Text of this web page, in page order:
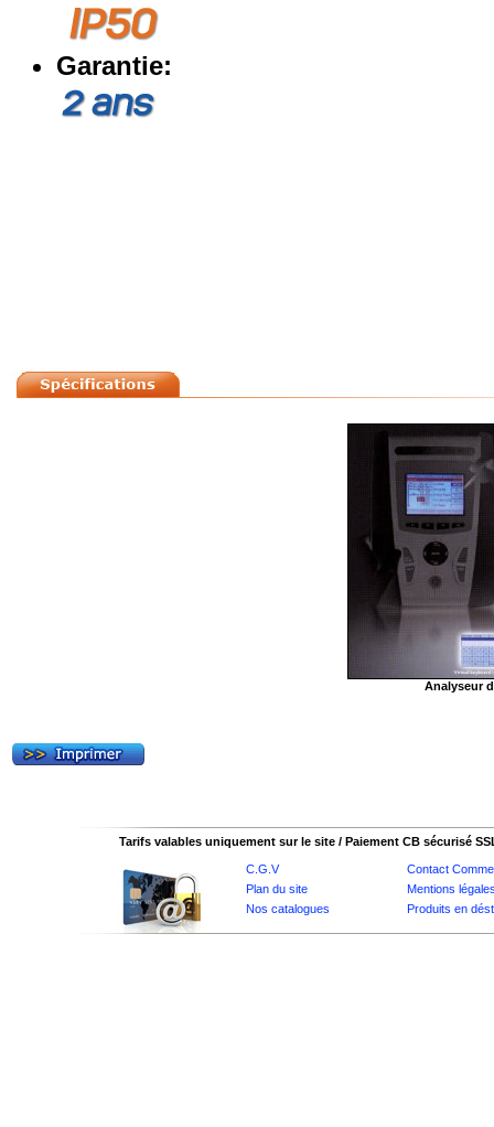
Garantie:
Analyseur
Tarifs valables uniquement sur le site / Paiement CB sécurisé
C.G.V
Contact
Plan du site
Mentions
Nos catalogues
Produits en